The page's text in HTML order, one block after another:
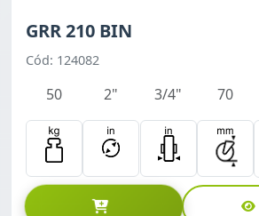
GRR 210 BIN
Cód: 124082
50 2" 3/4" 70